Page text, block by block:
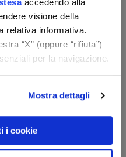
accedendo alla
visione della
relativa informativa.
“X” (oppure “rifiuta”)
per la navigazione.
Mostra dettagli
i cookie
che affascina milioni
unico di storia
tecnologia
rende
paradiso per chi
con i suoi grattacieli,
antichi.